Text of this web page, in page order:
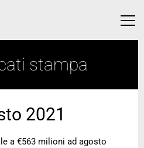
Menu
stampa
2021
a €563 milioni ad agosto